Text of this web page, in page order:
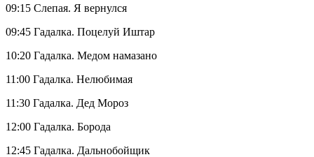
09:15 Слепая. Я вернулся
09:45 Гадалка. Поцелуй Иштар
10:20 Гадалка. Медом намазано
11:00 Гадалка. Нелюбимая
11:30 Гадалка. Дед Мороз
12:00 Гадалка. Борода
12:45 Гадалка. Дальнобойщик